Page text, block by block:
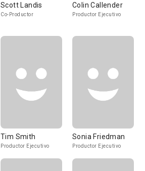
Scott Landis
Co-Productor
Colin Callender
Productor Ejecutivo
Tim Smith
Productor Ejecutivo
Sonia Friedman
Productor Ejecutivo